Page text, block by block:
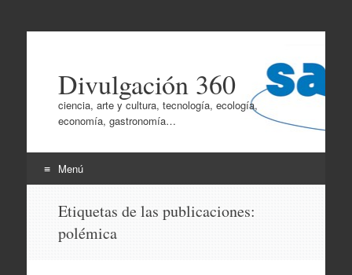
Divulgación 360
ciencia, arte y cultura, tecnología, ecología,
economía, gastronomía…
Menú
contenido
Etiquetas de las publicaciones:
polémica